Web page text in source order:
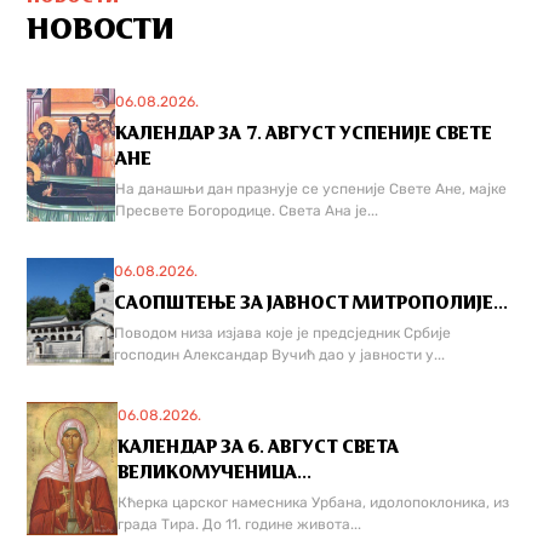
НОВОСТИ
06.08.2026.
КАЛЕНДАР ЗА 7. АВГУСТ УСПЕНИЈЕ СВЕТЕ
АНЕ
На данашњи дан празнује се успеније Свете Ане, мајке
Пресвете Богородице. Света Ана је...
06.08.2026.
САОПШТЕЊЕ ЗА ЈАВНОСТ МИТРОПОЛИЈЕ...
Поводом низа изјава које је предсједник Србије
господин Александар Вучић дао у јавности у...
06.08.2026.
КАЛЕНДАР ЗА 6. АВГУСТ СВЕТА
ВЕЛИКОМУЧЕНИЦА...
Кћерка царског намесника Урбана, идолопоклоника, из
града Тира. До 11. године живота...